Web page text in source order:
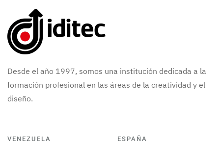
Desde el año 1997, somos una institución dedicada a la
formación profesional en las áreas de la creatividad y el
diseño.
VENEZUELA ESPAÑA